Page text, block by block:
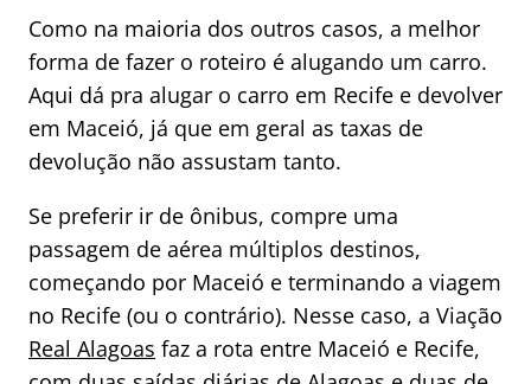
Como na maioria dos outros casos, a melhor
forma de fazer o roteiro é alugando um carro.
Aqui dá pra alugar o carro em Recife e devolver
em Maceió, já que em geral as taxas de
devolução não assustam tanto.
Se preferir ir de ônibus, compre uma
passagem de aérea múltiplos destinos,
começando por Maceió e terminando a viagem
no Recife (ou o contrário). Nesse caso, a Viação
Real Alagoas faz a rota entre Maceió e Recife,